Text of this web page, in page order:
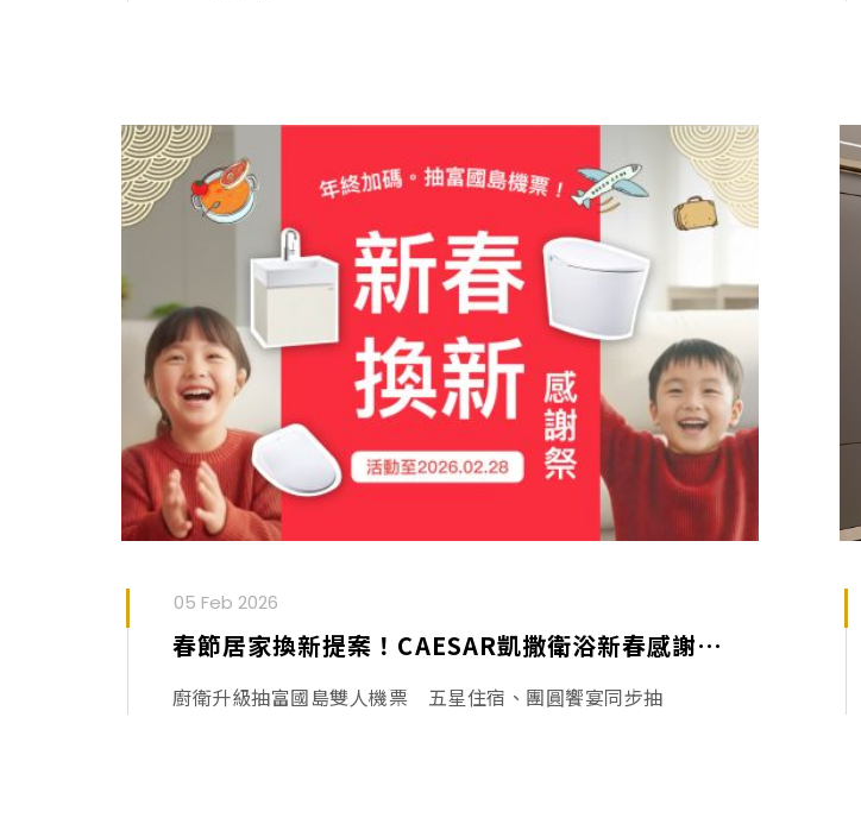
05 Feb 2026
春節居家換新提案！CAESAR凱撒衛浴新春感謝祭限時倒數中
廚衛升級抽富國島雙人機票 五星住宿、團圓饗宴同步抽